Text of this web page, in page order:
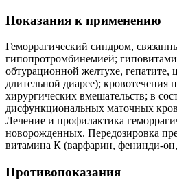
Показания к применению
Геморрагический синдром,
гипопротромбинемией;
обтурационной желтухе, гепатите,
длительной диарее); кровотечения
хирургических вмешательств; в
дисфункциональных маточных
Лечение и профилактика
новорожденных. Передозировка
витамина К (варфарин, фенинди-
Противопоказания